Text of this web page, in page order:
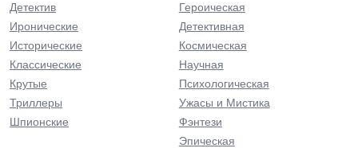
Детектив
Иронические
Исторические
Классические
Крутые
Триллеры
Шпионские
Героическая
Детективная
Космическая
Научная
Психологическая
Ужасы и Мистика
Фэнтези
Эпическая